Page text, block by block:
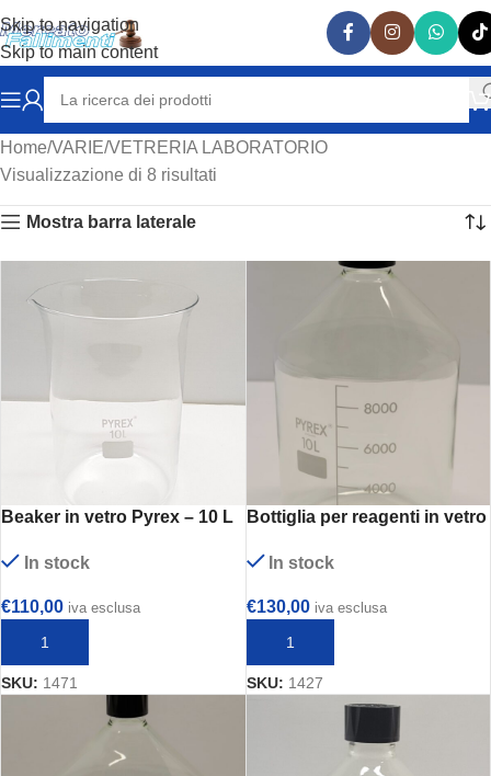
Skip to navigation
Skip to main content
Home VARIE VETRERIA LABORATORIO
Visualizzazione di 8 risultati
Mostra barra laterale
Beaker in vetro Pyrex – 10 L
In stock
€110,00 iva esclusa
AGGIUNGI AL CARRELLO
SKU: 1471
Bottiglia per reagenti in vetro
In stock
€130,00 iva esclusa
AGGIUNGI AL CARRELLO
SKU: 1427